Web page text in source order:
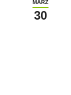
MÄRZ
30